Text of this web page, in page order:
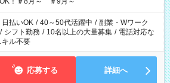
日払いOK / 40～50代活躍中 / 副業・Wワーク
/ シフト勤務 / 10名以上の大量募集 / 電話対応な
キル不要
応募する 詳細へ